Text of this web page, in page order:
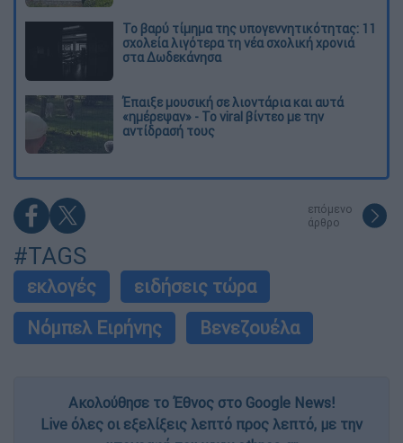
Το βαρύ τίμημα της υπογεννητικότητας: 11
σχολεία λιγότερα τη νέα σχολική χρονιά
στα Δωδεκάνησα
Έπαιξε μουσική σε λιοντάρια και αυτά
«ημέρεψαν» - Το viral βίντεο με την
αντίδρασή τους
επόμενο
άρθρο
#TAGS
εκλογές
ειδήσεις τώρα
Νόμπελ Ειρήνης
Βενεζουέλα
Ακολούθησε το Έθνος στο Google News!
Live όλες οι εξελίξεις λεπτό προς λεπτό, με την